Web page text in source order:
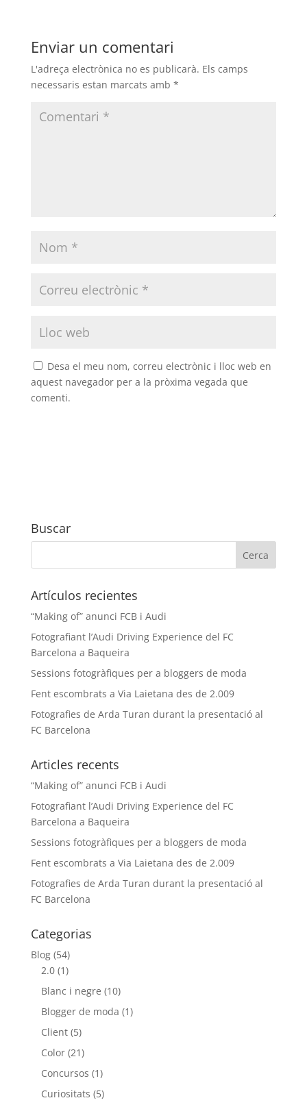
Enviar un comentari
L'adreça electrònica no es publicarà. Els camps
necessaris estan marcats amb *
Desa el meu nom, correu electrònic i lloc web en
aquest navegador per a la pròxima vegada que
comenti.
Buscar
Artículos recientes
“Making of” anunci FCB i Audi
Fotografiant l’Audi Driving Experience del FC
Barcelona a Baqueira
Sessions fotogràfiques per a bloggers de moda
Fent escombrats a Via Laietana des de 2.009
Fotografies de Arda Turan durant la presentació al
FC Barcelona
Articles recents
“Making of” anunci FCB i Audi
Fotografiant l’Audi Driving Experience del FC
Barcelona a Baqueira
Sessions fotogràfiques per a bloggers de moda
Fent escombrats a Via Laietana des de 2.009
Fotografies de Arda Turan durant la presentació al
FC Barcelona
Categorias
Blog(54)
2.0(1)
Blanc i negre (10)
Blogger de moda (1)
Client(5)
Color(21)
Concursos (1)
Curiositats (5)